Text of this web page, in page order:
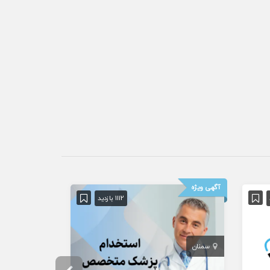
آگهی ویژه
1112 بازدید
سمنان